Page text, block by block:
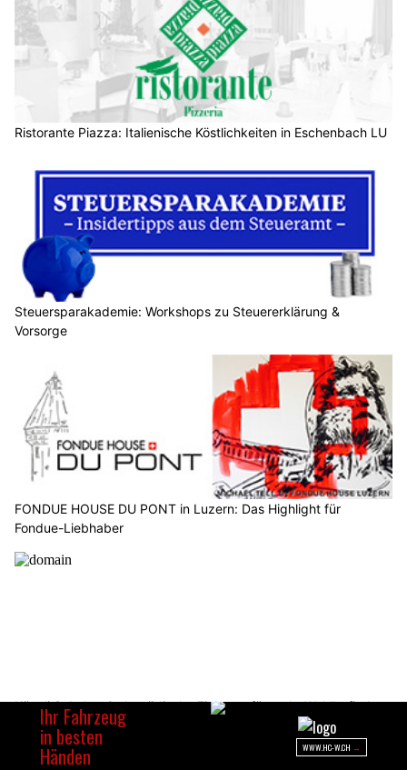
Ristorante Piazza: Italienische Köstlichkeiten in Eschenbach LU
Steuersparakademie: Workshops zu Steuererklärung &
Vorsorge
FONDUE HOUSE DU PONT in Luzern: Das Highlight für
Fondue-Liebhaber
Künzli Schuhe: Orthopädische Einlagen für mehr Wohlbefinden